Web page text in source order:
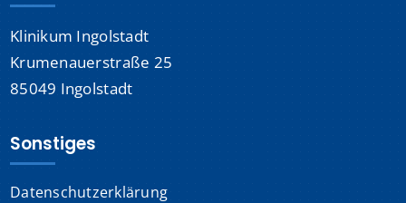
Klinikum Ingolstadt
Krumenauerstraße 25
85049 Ingolstadt
Sonstiges
Datenschutzerklärung